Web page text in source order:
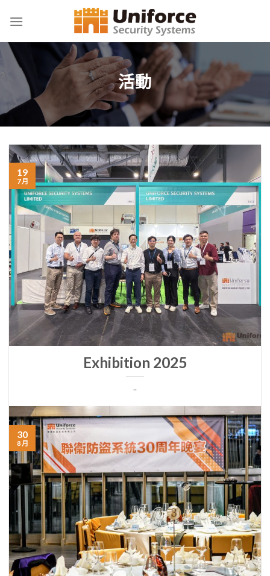
活動
Exhibition 2025
..
19
7 月
30
8 月